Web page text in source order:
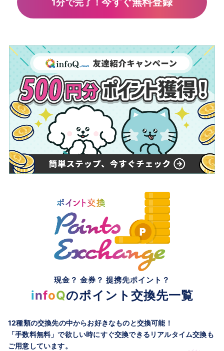
1分で完了！
現金？ 金券？ 提携先ポイント？
infoQのポイント交換先一覧
12種類の交換先の中からお好きなものと交換可能！
「手数料無料」で欲しい時にすぐ交換できるリアルタイム交換も
ご用意しています。